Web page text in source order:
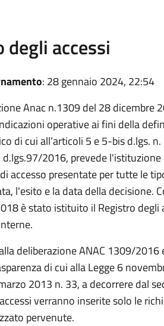
degli accessi
: 28 gennaio 2024, 22:54
Anac n.1309 del 28 dicembre
operative ai fini della
di cui all’articoli 5 e 5-bis d.lgs.
2016, prevede l'istituzione
accesso presentate per tutte le
l'esito e la data della decisione.
è stato istituito il Registro degli
deliberazione ANAC 1309/
di cui alla Legge 6
2013 n. 33, a decorrere dal
verranno inserite solo le
pervenute.